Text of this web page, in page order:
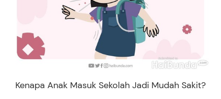
Kenapa Anak Masuk Sekolah Jadi Mudah Sakit?